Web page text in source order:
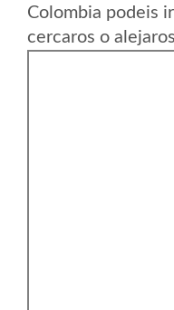
Colombia podeis
cercaros o